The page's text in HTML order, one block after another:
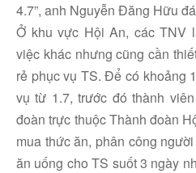
4.7”, anh Nguyễn Đăng Hữu
Ở khu vực Hội An, các TNV
việc khác nhưng cũng cần
rẻ phục vụ TS. Để có khoảng
vụ từ 1.7, trước đó thành
đoàn trực thuộc Thành đoàn
mua thức ăn, phân công
ăn uống cho TS suốt 3 ngày